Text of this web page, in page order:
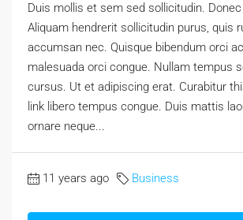
Duis mollis et sem sed sollicitudin.
Aliquam hendrerit sollicitudin purus, quis
accumsan nec. Quisque bibendum orci
malesuada orci congue. Nullam tempus
cursus. Ut et adipiscing erat. Curabitur
link libero tempus congue. Duis mattis
ornare neque...
11 years ago Business